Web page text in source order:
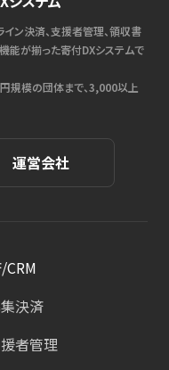
イン決済、支援者管理、領収書
能が揃った寄付DXシステムで
規模の団体まで、3,000以上
運営会社
CRM
決済
者管理